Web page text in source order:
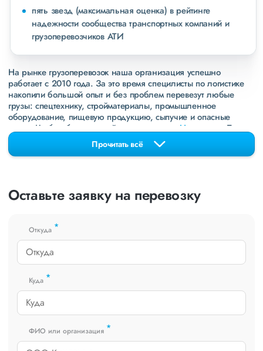
пять звезд (максимальная оценка) в рейтинге
надежности сообщества транспортных компаний и
грузоперевозчиков АТИ
На рынке грузоперевозок наша организация успешно
работает с 2010 года. За это время специлисты по логистике
накопили большой опыт и без проблем перевезут любые
грузы: спецтехнику, стройматериалы, промышленное
оборудование, пищевую продукцию, сыпучие и опасные
грузы. Чтобы убедиться зайдите в раздел
«Наш опыт»
. Там
свежие примеры перевозок, которые обновляются несколько
раз в неделю. Также недавно мы запустили новые
направления вДНРиЛНР. Предоставляем все стандартные
экспедирование. За каждым клиентом закреплен менеджер,
который сообщит о текущем статусе вашего груза. Чтобы
сайте или звоните по номеру
РФ).
Прочитать всё
Оставьте заявку на перевозку
Откуда *
Куда *
ФИО или организация *